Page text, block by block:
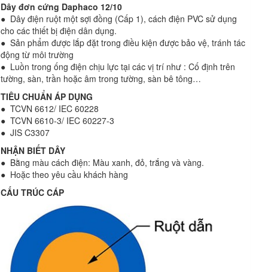
Dây đơn cứng Daphaco 12/10
● Dây điện ruột một sợi đồng (Cấp 1), cách điện PVC sử dụng
cho các thiết bị điện dân dụng.
● Sản phẩm được lắp đặt trong điều kiện được bảo vệ, tránh tác
động từ môi trường
● Luồn trong ống điện chịu lực tại các vị trí như : Cố định trên
tường, sàn, trần hoặc âm trong tường, sàn bê tông…
TIÊU CHUẨN ÁP DỤNG
● TCVN 6612/ IEC 60228
● TCVN 6610-3/ IEC 60227-3
● JIS C3307
NHẬN BIẾT DÂY
● Bằng màu cách điện: Màu xanh, đỏ, trắng và vàng.
● Hoặc theo yêu cầu khách hàng
CẤU TRÚC CÁP